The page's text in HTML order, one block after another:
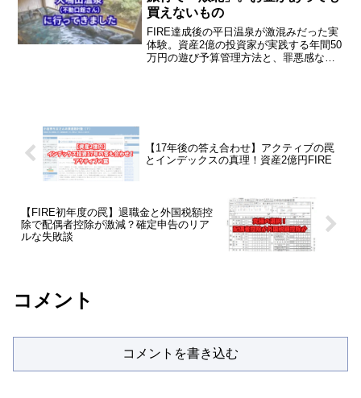
買えないもの
FIRE達成後の平日温泉が激混みだった実
体験。資産2億の投資家が実践する年間50
万円の遊び予算管理方法と、罪悪感なく
【17年後の答え合わせ】アクティブの罠
とインデックスの真理！資産2億円FIRE
【FIRE初年度の罠】退職金と外国税額控
除で配偶者控除が激減？確定申告のリア
ルな失敗談
コメント
コメントを書き込む